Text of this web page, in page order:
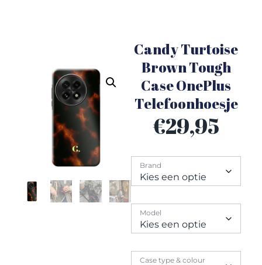
Collecties
Contact
Candy Turtoise
Brown Tough
Case OnePlus
Telefoonhoesje
€29,95
Brand
Model
Case type & colour